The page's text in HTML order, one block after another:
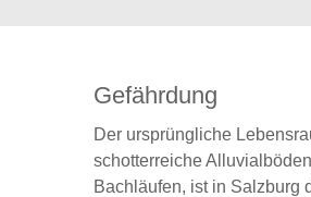
Gefährdung
Der ursprüngliche
schotterreiche
Bachläufen, ist in Salzburg